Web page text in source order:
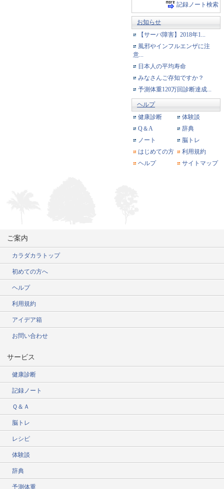
記録ノート検索
お知らせ
【サーバ障害】2018年1...
風邪やインフルエンザに注
意...
日本人の平均寿命
みなさんご存知ですか？
予測体重120万回診断達成...
ヘルプ
健康診断
体験談
Q＆A
辞典
ノート
脳トレ
はじめての方
利用規約
ヘルプ
サイトマップ
ご案内
カラダカラトップ
初めての方へ
ヘルプ
利用規約
アイデア箱
お問い合わせ
サービス
健康診断
記録ノート
Ｑ＆Ａ
脳トレ
レシピ
体験談
辞典
予測体重